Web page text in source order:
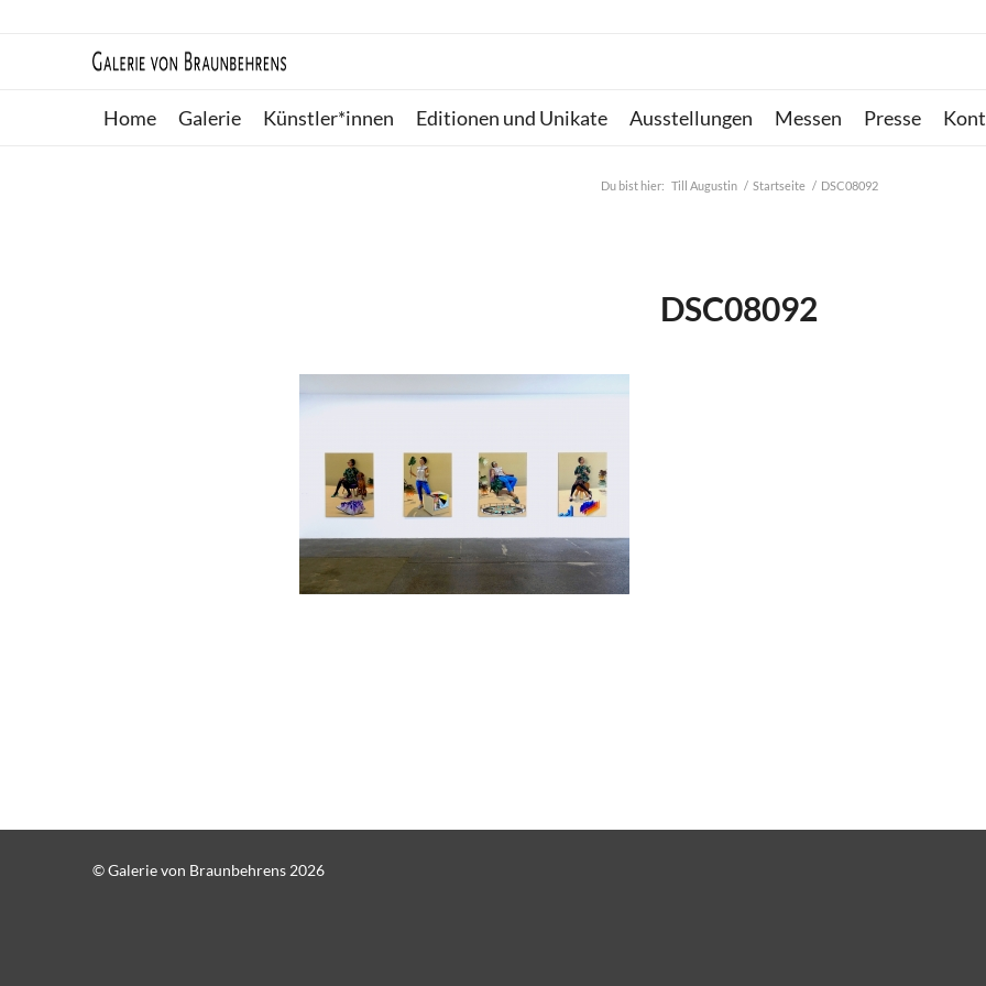
Home Galerie Künstler*innen Editionen und Unikate Ausstellungen Messen Presse
Du bist hier: Till Augustin / Startseite / DSC08092
DSC08092
© Galerie von Braunbehrens 2026